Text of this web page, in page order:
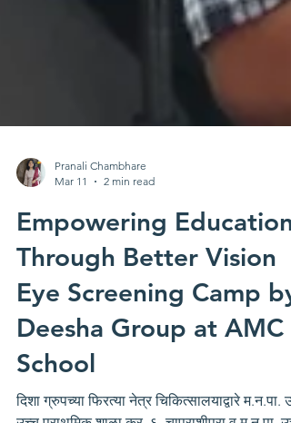
Pranali Chambhare
Mar 11
2 min read
Empowering Education
Through Better Vision
Eye Screening Camp by
Deesha Group at AMC
School